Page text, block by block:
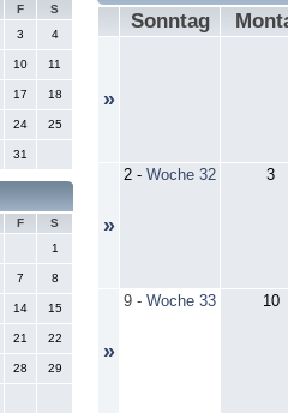
F
S
3 4
10 11
17 18
24 25
31
F
S
1
7 8
14 15
21 22
28 29
Sonntag
»
»
2 - Woche 32 3
»
9 - Woche 33 10